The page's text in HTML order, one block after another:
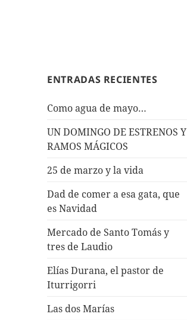
ENTRADAS RECIENTES
Como agua de mayo…
UN DOMINGO DE ESTRENOS Y
RAMOS MÁGICOS
25 de marzo y la vida
Dad de comer a esa gata, que
es Navidad
Mercado de Santo Tomás y
tres de Laudio
Elías Durana, el pastor de
Iturrigorri
Las dos Marías